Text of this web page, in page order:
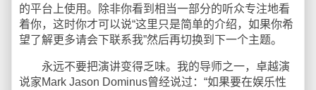
的平台上使用。除非你看到相当一部分的听众专注地看
着你，这时你才可以说“这里只是简单的介绍，如果你希
望了解更多请会下联系我”然后再切换到下一个主题。
永远不要把演讲变得乏味。我的导师之一，卓越演
说家Mark Jason Dominus曾经说过：“如果要在娱乐性